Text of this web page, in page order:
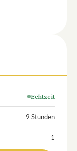
Echtzeit
9 Stunden
1